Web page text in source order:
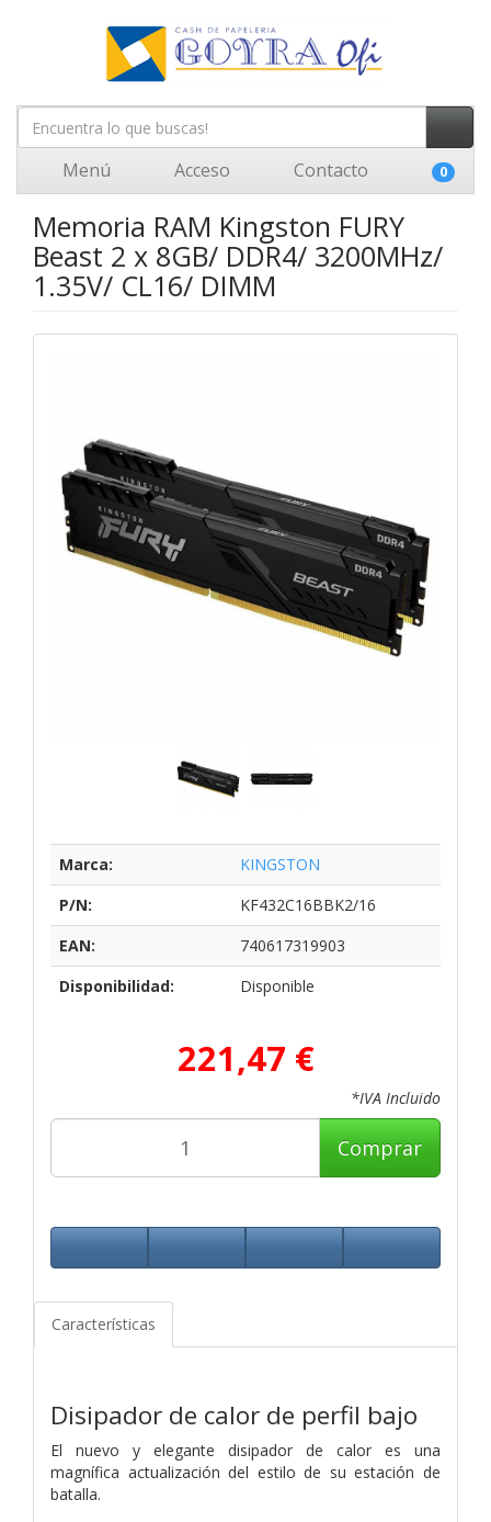
Menú Acceso Contacto 0
Memoria RAM Kingston FURY
Beast 2 x 8GB/ DDR4/ 3200MHz/
1.35V/ CL16/ DIMM
Marca:
KINGSTON
P/N:
KF432C16BBK2/16
EAN:
740617319903
Disponibilidad:
Disponible
221,47 €
*IVA Incluido
Comprar
Características
Disipador de calor de perfil bajo
El nuevo y elegante disipador de calor es una
magnífica actualización del estilo de su estación de
batalla.